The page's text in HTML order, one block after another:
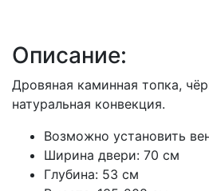
Описание:
Дровяная каминная топка,
натуральная конвекция.
Возможно установить
Ширина двери: 70 см
Глубина: 53 см